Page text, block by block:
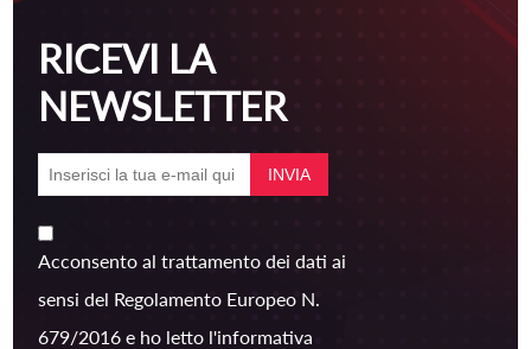
RICEVI LA
NEWSLETTER
Acconsento al trattamento dei dati ai
sensi del Regolamento Europeo N.
679/2016 e ho letto l'informativa